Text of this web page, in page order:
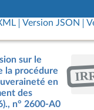
Version JSON
sur le
la procédure
en
des
n° 2600-A0